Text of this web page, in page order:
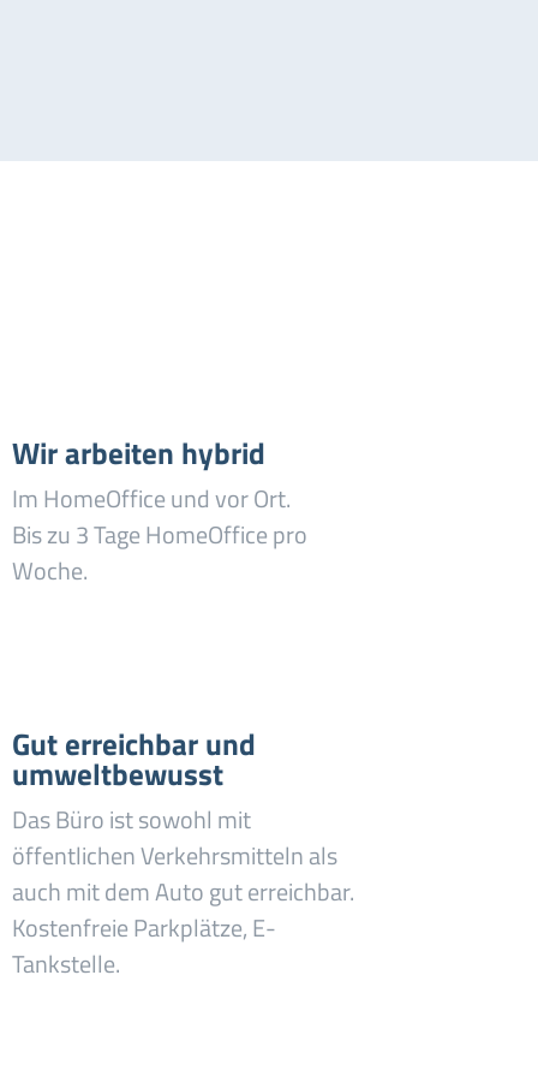
Wir arbeiten hybrid
Im HomeOffice und vor Ort.
Bis zu 3 Tage HomeOffice pro
Woche.
Gut erreichbar und
umweltbewusst
Das Büro ist sowohl mit
öffentlichen Verkehrsmitteln als
auch mit dem Auto gut erreichbar.
Kostenfreie Parkplätze, E-
Tankstelle.